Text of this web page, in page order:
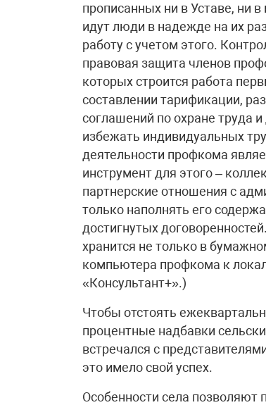
прописанных ни в Уставе, ни
идут люди в надежде на их
работу с учетом этого.
правовая защита членов
которых строится работа
составлении тарификации,
соглашений по охране труда
избежать индивидуальных
деятельности профкома
инструмент для этого –
партнерские отношения с
только наполнять его
достигнутых
хранится не только в
компьютера профкома к
«Консультант+».)
Чтобы отстоять
процентные надбавки
встречался с
это имело свой успех.
Особенности села позволяют